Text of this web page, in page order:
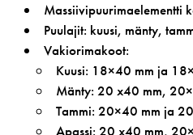
Massiivipuurimaelementti
Puulajit: kuusi, mänty,
Vakiorimakoot:
Kuusi: 18×40 mm ja
Mänty: 20 x40 mm,
Tammi: 20×40 mm ja
Apassi: 20 x40 mm,